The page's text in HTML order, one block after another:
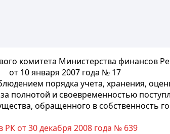
комитета Министерства финансов
от 10 января 2007 года № 17
порядка учета, хранения,
полнотой и своевременностью
обращенного в собственность
от 30 декабря 2008 года № 639